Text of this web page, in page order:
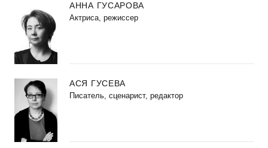
АННА ГУСАРОВА
Актриса, режиссер
АСЯ ГУСЕВА
Писатель, сценарист, редактор